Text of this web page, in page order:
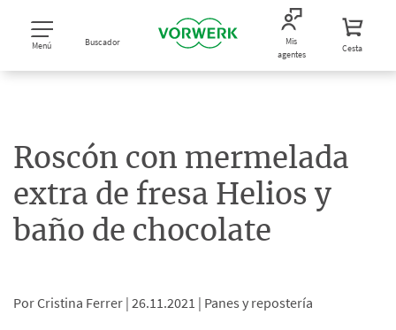
Menú Buscador
Mis
agentes
Cesta
Roscón con mermelada
extra de fresa Helios y
baño de chocolate
Por Cristina Ferrer | 26.11.2021 | Panes y repostería